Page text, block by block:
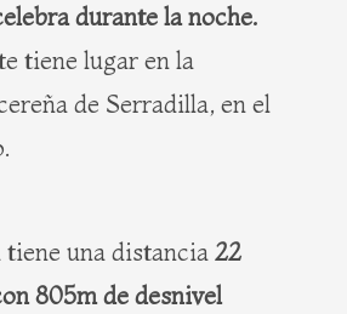
durante la noche.
tiene lugar en la
de Serradilla, en el
tiene una distancia 22
805m de desnivel